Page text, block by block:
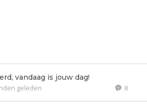
vandaag is jouw dag!
geleden 8